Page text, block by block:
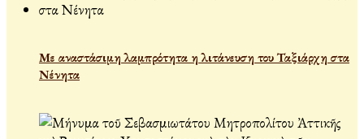
Με αναστάσιμη λαμπρότητα η λιτάνευση του Ταξιάρχη στα
Νένητα